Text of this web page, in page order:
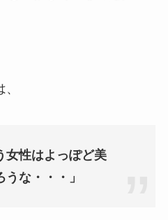
女性はよっぽど美
な・・・」